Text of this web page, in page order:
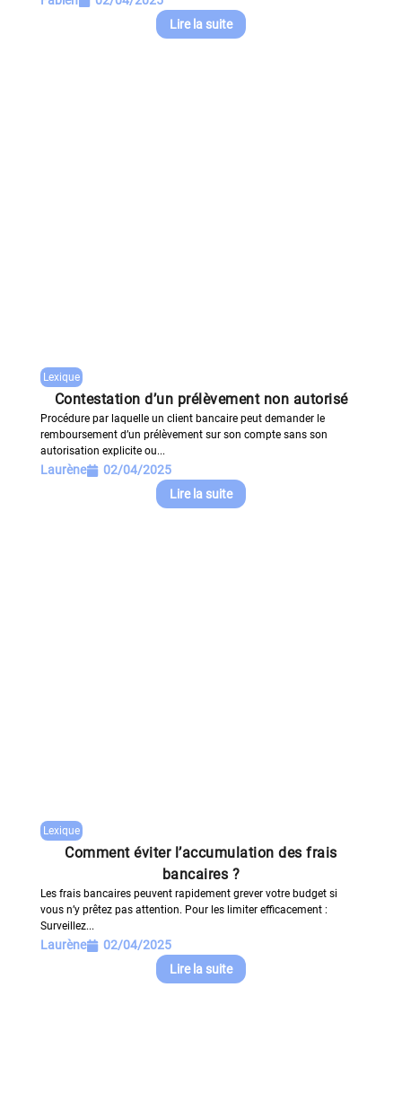
Lire la suite
Lexique
Contestation d’un prélèvement non autorisé
Procédure par laquelle un client bancaire peut demander le
remboursement d’un prélèvement sur son compte sans son
autorisation explicite ou...
Laurène
02/04/2025
Lire la suite
Lexique
Comment éviter l’accumulation des frais
bancaires ?
Les frais bancaires peuvent rapidement grever votre budget si
vous n’y prêtez pas attention. Pour les limiter efficacement :
Surveillez...
Laurène
02/04/2025
Lire la suite